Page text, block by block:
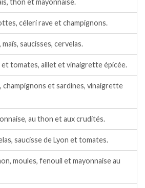
céleri rave et champignons.
saucisses, cervelas.
et tomates, aillet et vinaigrette épicée.
champignons et sardines, vinaigrette
au thon et aux crudités.
saucisse de Lyon et tomates.
moules, fenouil et mayonnaise au